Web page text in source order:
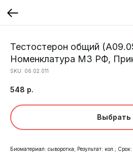
Тестостерон общий
Номенклатура МЗ РФ,
SKU: 06.02.011
548 р.
Выбрать
Биоматериал: сыворотка; Результат: кол.; Срок: